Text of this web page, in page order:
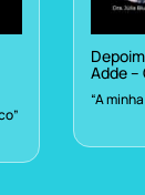
Adde
“A